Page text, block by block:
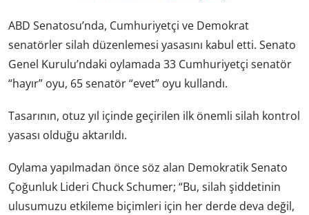
ABD Senatosu’nda, Cumhuriyetçi ve Demokrat
senatörler silah düzenlemesi yasasını kabul etti. Senato
Genel Kurulu’ndaki oylamada 33 Cumhuriyetçi senatör
“hayır” oyu, 65 senatör “evet” oyu kullandı.
Tasarının, otuz yıl içinde geçirilen ilk önemli silah kontrol
yasası olduğu aktarıldı.
Oylama yapılmadan önce söz alan Demokratik Senato
Çoğunluk Lideri Chuck Schumer; “Bu, silah şiddetinin
ulusumuzu etkileme biçimleri için her derde deva değil,